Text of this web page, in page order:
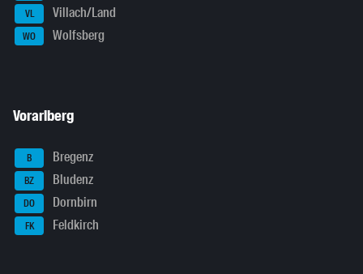
VL Villach/Land
WO Wolfsberg
Vorarlberg
B Bregenz
BZ Bludenz
DO Dornbirn
FK Feldkirch